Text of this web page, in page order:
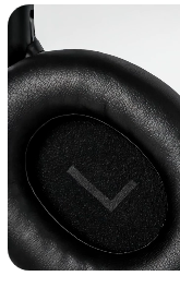
Bluetooth
Sí